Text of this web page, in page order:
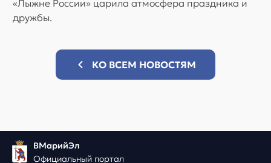
«Лыжне России» царила атмосфера праздника и
дружбы.
КО ВСЕМ НОВОСТЯМ
ВМарийЭл
Официальный портал